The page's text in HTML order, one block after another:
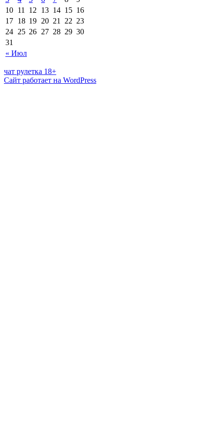
« Июл
10 11 12 13 14 15 16
17 18 19 20 21 22 23
24 25 26 27 28 29 30
31
чат рулетка 18+
Сайт работает на WordPress